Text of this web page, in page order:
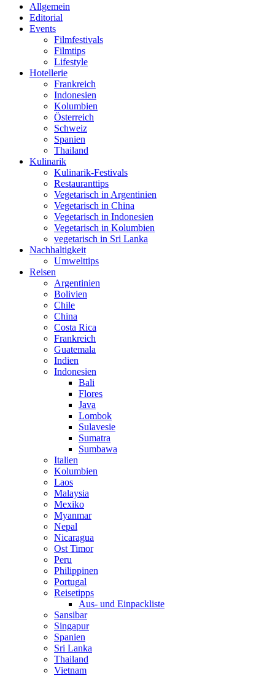
Allgemein
Editorial
Events
Filmfestivals
Filmtips
Lifestyle
Hotellerie
Frankreich
Indonesien
Kolumbien
Österreich
Schweiz
Spanien
Thailand
Kulinarik
Kulinarik-Festivals
Restauranttips
Vegetarisch in Argentinien
Vegetarisch in China
Vegetarisch in Indonesien
Vegetarisch in Kolumbien
vegetarisch in Sri Lanka
Nachhaltigkeit
Umwelttips
Reisen
Argentinien
Bolivien
Chile
China
Costa Rica
Frankreich
Guatemala
Indien
Indonesien
Bali
Flores
Java
Lombok
Sulavesie
Sumatra
Sumbawa
Italien
Kolumbien
Laos
Malaysia
Mexiko
Myanmar
Nepal
Nicaragua
Ost Timor
Peru
Philippinen
Portugal
Reisetipps
Aus- und Einpackliste
Sansibar
Singapur
Spanien
Sri Lanka
Thailand
Vietnam